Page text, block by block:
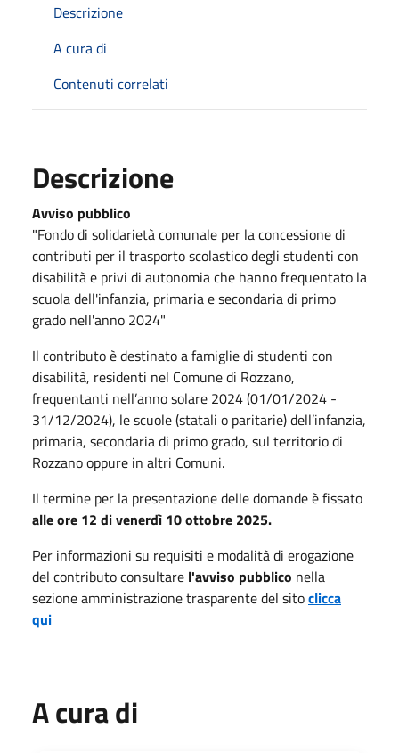
Descrizione
A cura di
Contenuti correlati
Descrizione
Avviso pubblico
"Fondo di solidarietà comunale per la concessione di
contributi per il trasporto scolastico degli studenti con
disabilità e privi di autonomia che hanno frequentato la
scuola dell'infanzia, primaria e secondaria di primo
grado nell'anno 2024"
Il contributo è destinato a famiglie di studenti con
disabilità, residenti nel Comune di Rozzano,
frequentanti nell’anno solare 2024 (01/01/2024 -
31/12/2024), le scuole (statali o paritarie) dell’infanzia,
primaria, secondaria di primo grado, sul territorio di
Rozzano oppure in altri Comuni.
Il termine per la presentazione delle domande è fissato
alle ore 12 di venerdì 10 ottobre 2025.
Per informazioni su requisiti e modalità di erogazione
del contributo consultare l'avviso pubblico nella
sezione amministrazione trasparente del sitoclicca
qui
A cura di